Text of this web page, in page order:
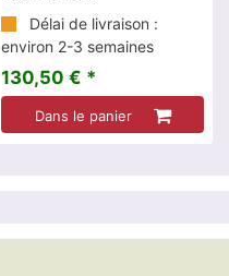
Délai de livraison :
environ 2-3 semaines
130,50 € *
Dans le panier